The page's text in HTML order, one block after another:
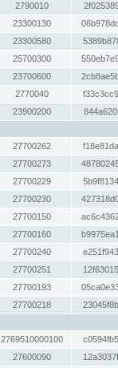
2790010
23300130
23300580
25700300
23700600
2770040
23900200
27700262
27700273
27700229
27700230
27700150
27700160
27700240
27700251
27700193
27700218
2769510000100
27600090